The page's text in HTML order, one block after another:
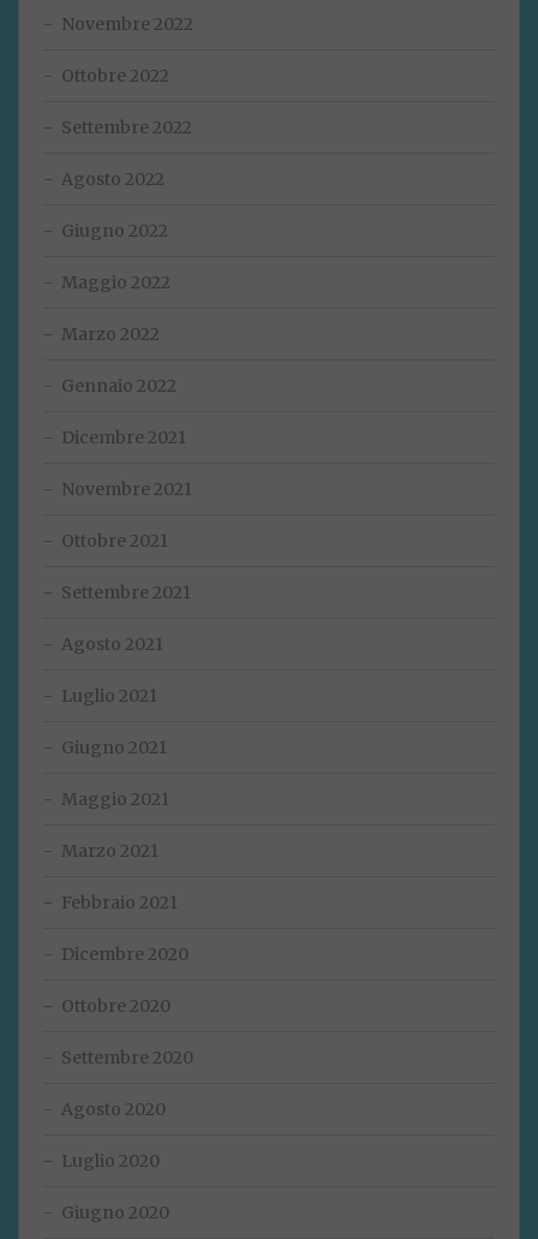
Novembre 2022
Ottobre 2022
Settembre 2022
Agosto 2022
Giugno 2022
Maggio 2022
Marzo 2022
Gennaio 2022
Dicembre 2021
Novembre 2021
Ottobre 2021
Settembre 2021
Agosto 2021
Luglio 2021
Giugno 2021
Maggio 2021
Marzo 2021
Febbraio 2021
Dicembre 2020
Ottobre 2020
Settembre 2020
Agosto 2020
Luglio 2020
Giugno 2020